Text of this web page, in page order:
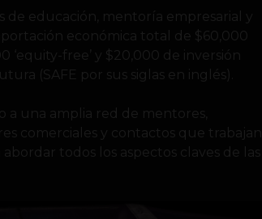
de educación, mentoría empresarial y
económica total de $60,000
‘equity-free’ y $20,000 de inversión
(SAFE por sus siglas en inglés).
a una amplia red de mentores,
comerciales y contactos que trabajan
todos los aspectos claves de las